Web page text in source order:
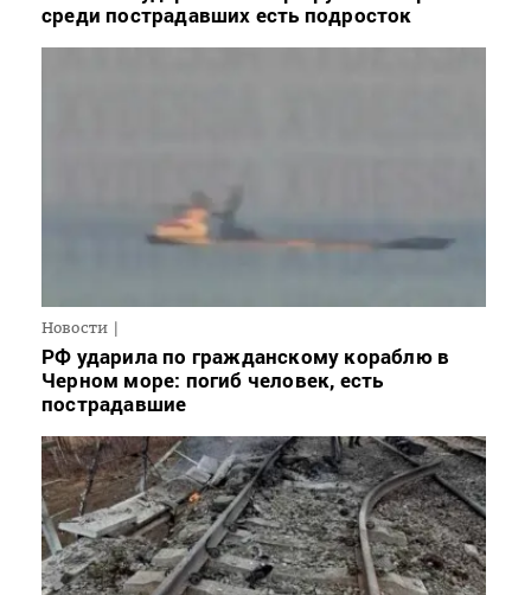
среди пострадавших есть подросток
Новости
РФ ударила по гражданскому кораблю в
Черном море: погиб человек, есть
пострадавшие